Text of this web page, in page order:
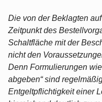
Die von der Beklagten
Zeitpunkt des
Schaltfläche mit der
nicht den
Denn Formulierungen
abgeben“ sind
Entgeltpflichtigkeit einer